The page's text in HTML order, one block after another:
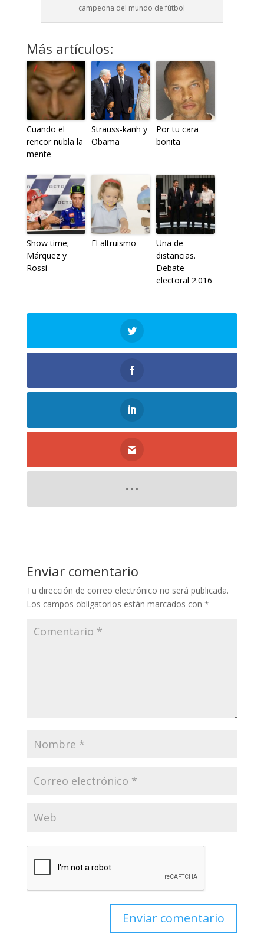
campeona del mundo de fútbol
Más artículos:
Cuando el
rencor nubla la
mente
Strauss-kanh y
Obama
Por tu cara
bonita
Show time;
Márquez y
Rossi
El altruismo
Una de
distancias.
Debate
electoral 2.016
Enviar comentario
Tu dirección de correo electrónico no será publicada.
Los campos obligatorios están marcados con *